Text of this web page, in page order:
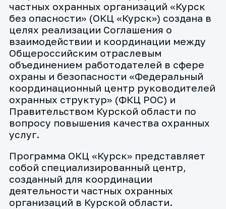
частных охранных организаций «Курск
без опасности» (ОКЦ «Курск») создана в
целях реализации Соглашения о
взаимодействии и координации между
Общероссийским отраслевым
объединением работодателей в сфере
охраны и безопасности «Федеральный
координационный центр руководителей
охранных структур» (ФКЦ РОС) и
Правительством Курской области по
вопросу повышения качества охранных
услуг.
Программа ОКЦ «Курск» представляет
собой специализированный центр,
созданный для координации
деятельности частных охранных
организаций в Курской области.